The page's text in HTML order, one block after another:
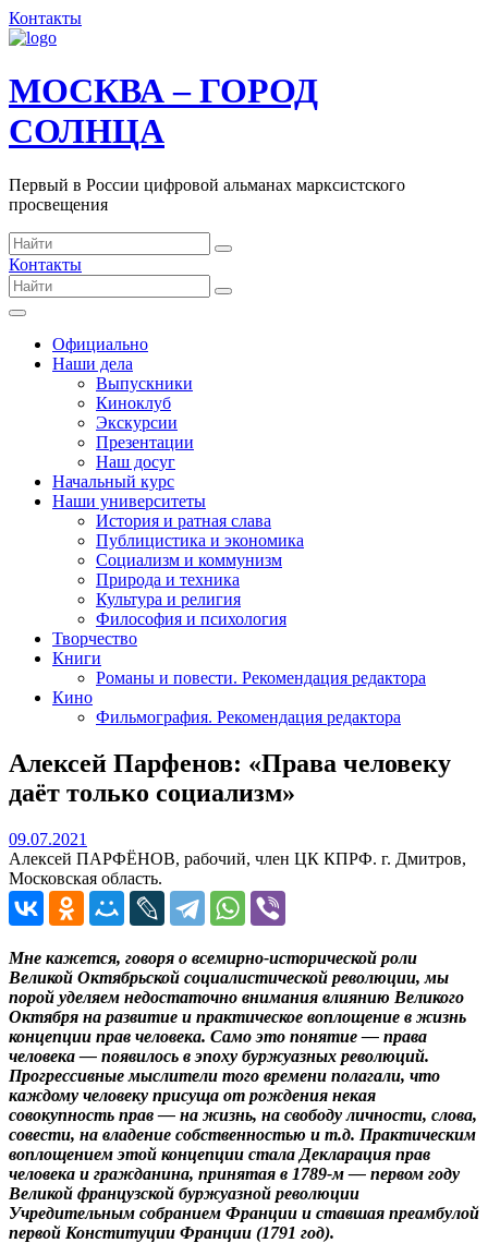
Контакты
МОСКВА – ГОРОД
СОЛНЦА
Первый в России цифровой альманах марксистского
просвещения
Контакты
Официально
Наши дела
Выпускники
Киноклуб
Экскурсии
Презентации
Наш досуг
Начальный курс
Наши университеты
История и ратная слава
Публицистика и экономика
Социализм и коммунизм
Природа и техника
Культура и религия
Философия и психология
Творчество
Книги
Романы и повести. Рекомендация редактора
Кино
Фильмография. Рекомендация редактора
Алексей Парфенов: «Права человеку
даёт только социализм»
09.07.2021
Алексей ПАРФЁНОВ, рабочий, член ЦК КПРФ. г. Дмитров,
Московская область.
Мне кажется, говоря о всемирно-исторической роли
Великой Октябрьской социалистической революции, мы
порой уделяем недостаточно внимания влиянию Великого
Октября на развитие и практическое воплощение в жизнь
концепции прав человека. Само это понятие — права
человека — появилось в эпоху буржуазных революций.
Прогрессивные мыслители того времени полагали, что
каждому человеку присуща от рождения некая
совокупность прав — на жизнь, на свободу личности, слова,
совести, на владение собственностью и т.д. Практическим
воплощением этой концепции стала Декларация прав
человека и гражданина, принятая в 1789-м — первом году
Великой французской буржуазной революции
Учредительным собранием Франции и ставшая преамбулой
первой Конституции Франции (1791 год).